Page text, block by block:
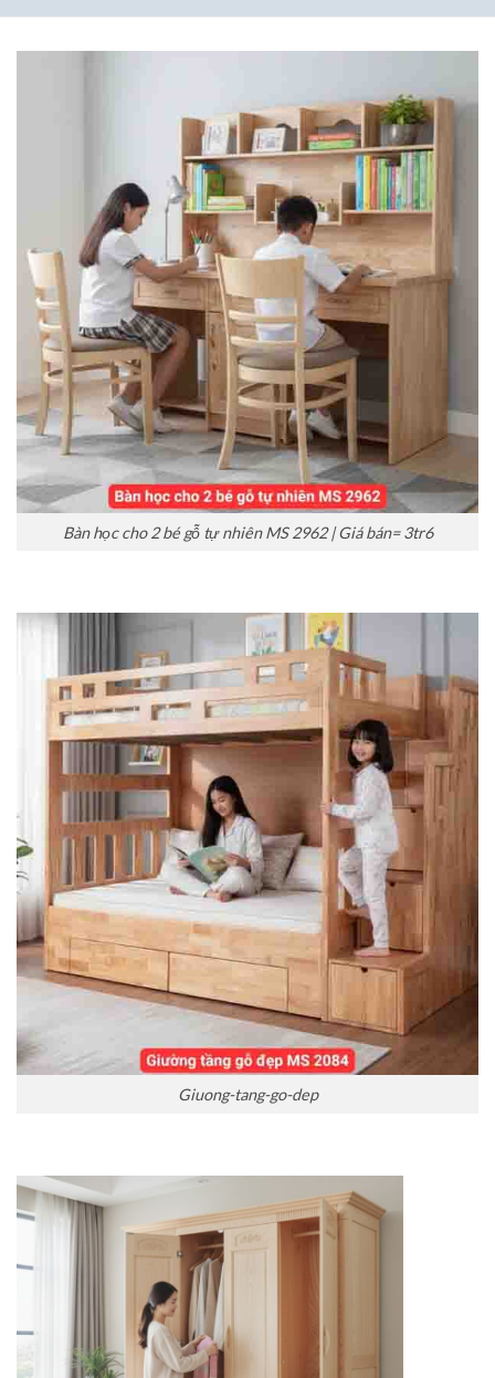
Bàn học cho 2 bé gỗ tự nhiên MS 2962 | Giá bán= 3tr6
Giuong-tang-go-dep